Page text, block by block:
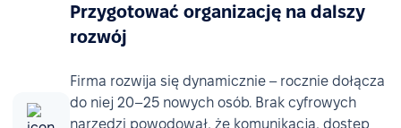
Przygotować organizację na dalszy
rozwój
Firma rozwija się dynamicznie – rocznie dołącza
do niej 20–25 nowych osób. Brak cyfrowych
narzędzi powodował, że komunikacja, dostęp